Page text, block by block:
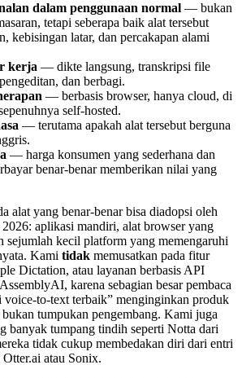
dalam penggunaan normal — bukan
tetapi seberapa baik alat tersebut
kebisingan latar, dan percakapan alami
kerja — dikte langsung, transkripsi file
dan berbagi.
— berbasis browser, hanya cloud, di
self-hosted.
— terutama apakah alat tersebut berguna
— harga konsumen yang sederhana dan
benar-benar memberikan nilai yang
alat yang benar-benar bisa diadopsi oleh
aplikasi mandiri, alat browser yang
sejumlah kecil platform yang memengaruhi
Kami tidak memusatkan pada fitur
Dictation, atau layanan berbasis API
karena sebagian besar pembaca
voice-to-text terbaik” menginginkan produk
tumpukan pengembang. Kami juga
banyak tumpang tindih seperti Notta dari
tidak cukup membedakan diri dari entri
atau Sonix.